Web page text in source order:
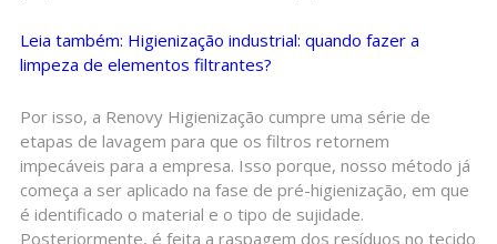
Leia também: Higienização industrial: quando fazer a
limpeza de elementos filtrantes?
Por isso, a Renovy Higienização cumpre uma série de
etapas de lavagem para que os filtros retornem
impecáveis para a empresa. Isso porque, nosso método já
começa a ser aplicado na fase de pré-higienização, em que
é identificado o material e o tipo de sujidade.
Posteriormente, é feita a raspagem dos resíduos no tecido